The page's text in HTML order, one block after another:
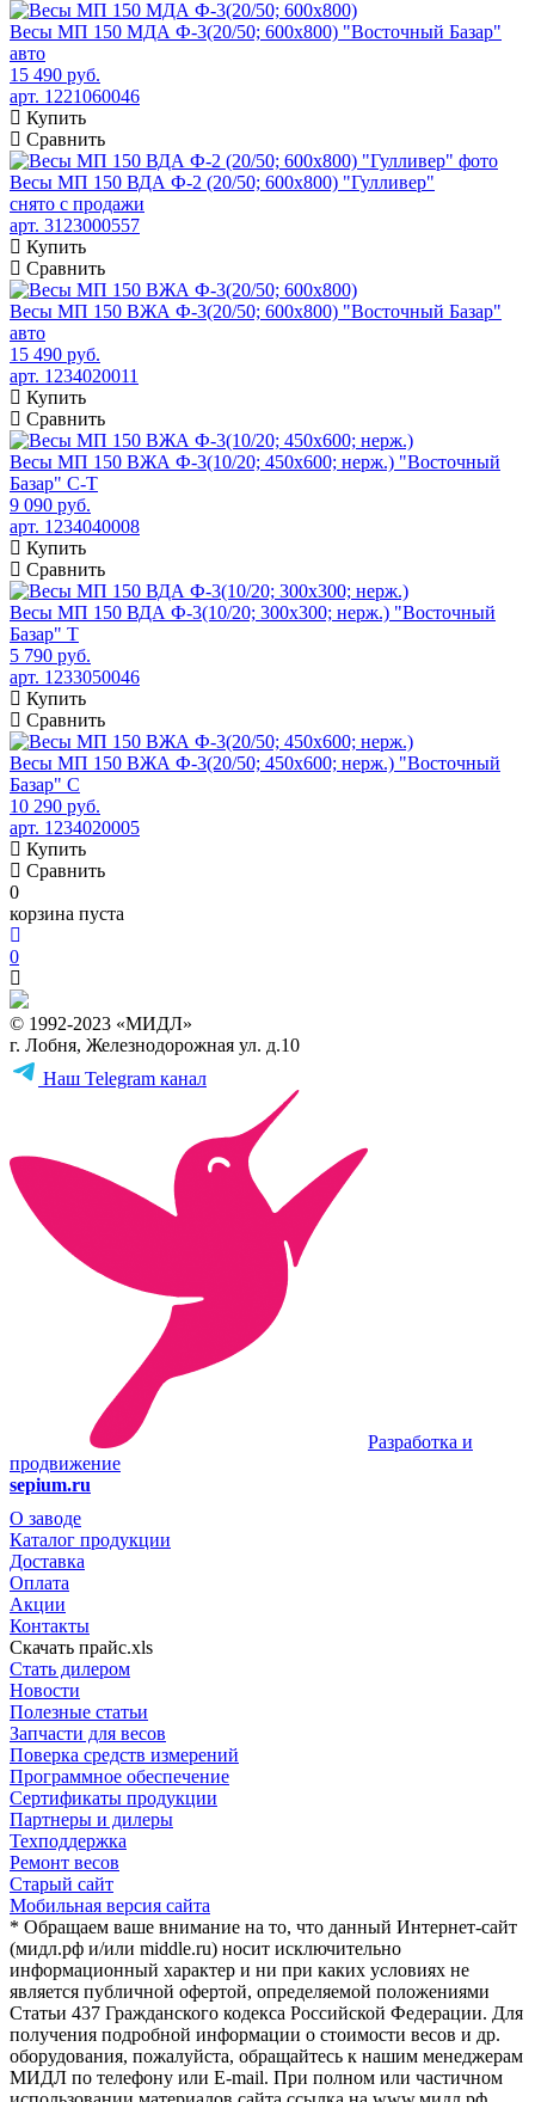
Весы МП 150 МДА Ф-3(20/50; 600х800) "Восточный Базар"
авто
15 490 руб.
арт. 1221060046
Купить
Сравнить
Весы МП 150 ВДА Ф-2 (20/50; 600х800) "Гулливер"
снято с продажи
арт. 3123000557
Купить
Сравнить
Весы МП 150 ВЖА Ф-3(20/50; 600х800) "Восточный Базар"
авто
15 490 руб.
арт. 1234020011
Купить
Сравнить
Весы МП 150 ВЖА Ф-3(10/20; 450х600; нерж.) "Восточный
Базар" С-Т
9 090 руб.
арт. 1234040008
Купить
Сравнить
Весы МП 150 ВДА Ф-3(10/20; 300х300; нерж.) "Восточный
Базар" Т
5 790 руб.
арт. 1233050046
Купить
Сравнить
Весы МП 150 ВЖА Ф-3(20/50; 450х600; нерж.) "Восточный
Базар" С
10 290 руб.
арт. 1234020005
Купить
Сравнить
0
корзина пуста
0
© 1992-2023 «МИДЛ»
г. Лобня, Железнодорожная ул. д.10
Наш Telegram канал
Разработка и
продвижение
sepium.ru
О заводе
Каталог продукции
Доставка
Оплата
Акции
Контакты
Скачать прайс.xls
Стать дилером
Новости
Полезные статьи
Запчасти для весов
Поверка средств измерений
Программное обеспечение
Сертификаты продукции
Партнеры и дилеры
Техподдержка
Ремонт весов
Старый сайт
Мобильная версия сайта
* Обращаем ваше внимание на то, что данный Интернет-сайт
(мидл.рф и/или middle.ru) носит исключительно
информационный характер и ни при каких условиях не
является публичной офертой, определяемой положениями
Статьи 437 Гражданского кодекса Российской Федерации. Для
получения подробной информации о стоимости весов и др.
оборудования, пожалуйста, обращайтесь к нашим менеджерам
МИДЛ по телефону или E-mail. При полном или частичном